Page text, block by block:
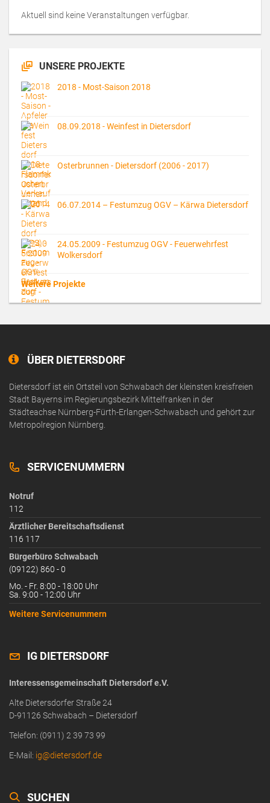
Aktuell sind keine Veranstaltungen verfügbar.
UNSERE PROJEKTE
2018 - Most-Saison 2018
08.09.2018 - Weinfest in Dietersdorf
Osterbrunnen - Dietersdorf (2006 - 2017)
06.07.2014 – Festumzug OGV – Kärwa Dietersdorf
24.05.2009 - Festumzug OGV - Feuerwehrfest
Wolkersdorf
Weitere Projekte
ÜBER DIETERSDORF
Dietersdorf ist ein Ortsteil von Schwabach der kleinsten kreisfreien
Stadt Bayerns im Regierungsbezirk Mittelfranken in der
Städteachse Nürnberg-Fürth-Erlangen-Schwabach und gehört zur
Metropolregion Nürnberg.
SERVICENUMMERN
Notruf
112
Ärztlicher Bereitschaftsdienst
116 117
Bürgerbüro Schwabach
(09122) 860 - 0
Mo. - Fr. 8:00 - 18:00 Uhr
Sa. 9:00 - 12:00 Uhr
Weitere Servicenummern
IG DIETERSDORF
Interessensgemeinschaft Dietersdorf e.V.
Alte Dietersdorfer Straße 24
D-91126 Schwabach – Dietersdorf
Telefon: (0911) 2 39 73 99
E-Mail: ig@dietersdorf.de
SUCHEN